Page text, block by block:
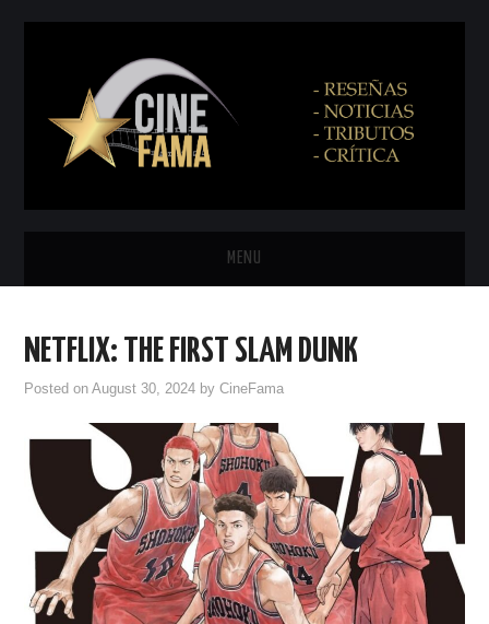
MENU
EN CINES
RESEÑAS
ESPAÑOL
NETFLIX: THE FIRST SLAM DUNK
Posted onAugust 30, 2024 byCineFama